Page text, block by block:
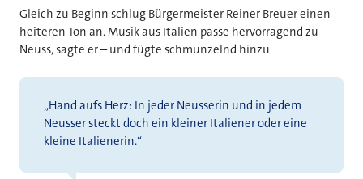
Gleich zu Beginn schlug Bürgermeister Reiner Breuer einen
heiteren Ton an. Musik aus Italien passe hervorragend zu
Neuss, sagte er – und fügte schmunzelnd hinzu
„Hand aufs Herz: In jeder Neusserin und in jedem
Neusser steckt doch ein kleiner Italiener oder eine
kleine Italienerin.“